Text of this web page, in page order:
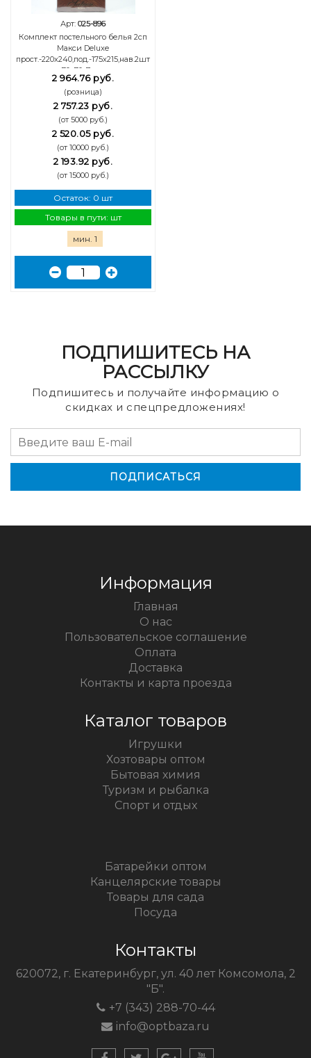
Арт: 025-896
Комплект постельного белья 2сп
Макси Deluxe
прост.-220х240,под.-175х215,нав.2шт
70х70 Лавр
2 964.76 руб.
(розница)
2 757.23 руб.
(от 5000 руб.)
2 520.05 руб.
(от 10000 руб.)
2 193.92 руб.
(от 15000 руб.)
Остаток: 0 шт
Товары в пути: шт
мин. 1
ПОДПИШИТЕСЬ НА
РАССЫЛКУ
Подпишитесь и получайте информацию о
скидках и спецпредложениях!
Информация
Главная
О нас
Пользовательское соглашение
Оплата
Доставка
Контакты и карта проезда
Каталог товаров
Игрушки
Хозтовары оптом
Бытовая химия
Туризм и рыбалка
Спорт и отдых
Батарейки оптом
Канцелярские товары
Товары для сада
Посуда
Контакты
620072, г. Екатеринбург, ул. 40 лет Комсомола, 2
"Б".
+7 (343) 288-70-44
info@optbaza.ru